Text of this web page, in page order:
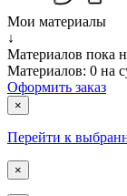
Мои материалы
↓
Материалов пока
Материалов: 0 на
Оформить заказ
×
Перейти к
×